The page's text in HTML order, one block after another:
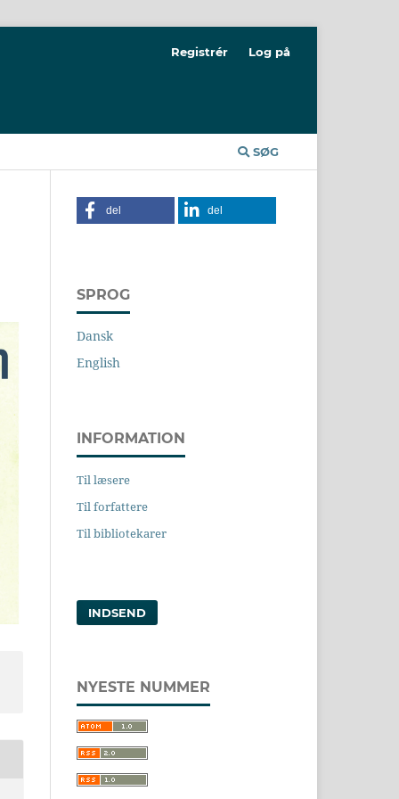
SØG
Registrér Log på
del del
SPROG
Dansk
English
INFORMATION
Til læsere
Til forfattere
Til bibliotekarer
INDSEND
NYESTE NUMMER